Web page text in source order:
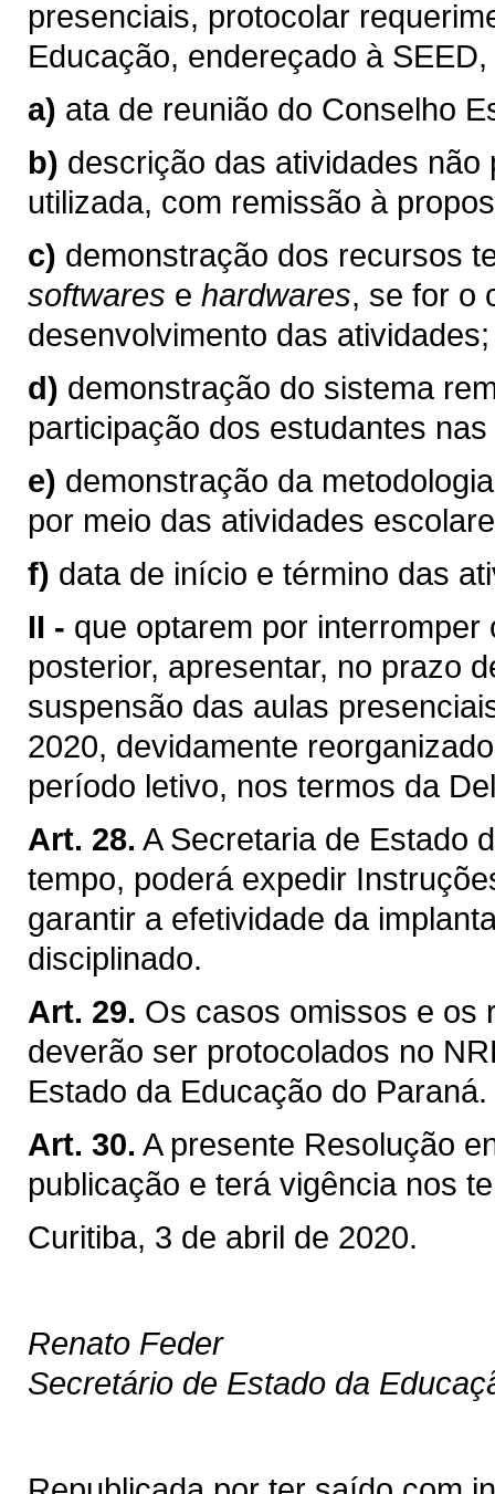
presenciais, protocolar
Educação, endereçado à
a) ata de reunião do Conselho
b) descrição das atividades
utilizada, com remissão à
c) demonstração dos recursos
softwares e hardwares, se for o
desenvolvimento das atividades;
d) demonstração do sistema
participação dos estudantes
e) demonstração da
por meio das atividades
f) data de início e término das
II - que optarem por
posterior, apresentar, no prazo
suspensão das aulas
2020, devidamente
período letivo, nos termos da
Art. 28. A Secretaria de Estado
tempo, poderá expedir
garantir a efetividade da
disciplinado.
Art. 29. Os casos omissos e os
deverão ser protocolados no
Estado da Educação do Paraná.
Art. 30. A presente Resolução
publicação e terá vigência nos
Curitiba, 3 de abril de 2020.
Renato Feder
Secretário de Estado da